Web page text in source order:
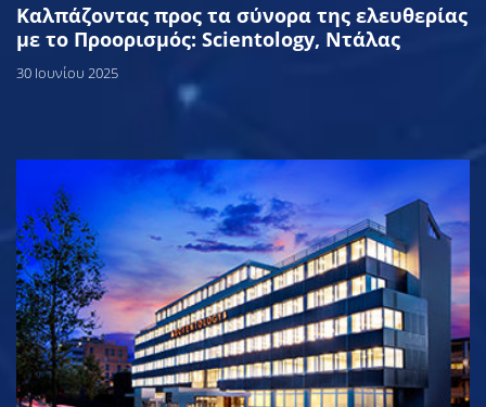
Καλπάζοντας προς τα σύνορα της ελευθερίας
με το Προορισμός: Scientology, Ντάλας
30 Ιουνίου 2025